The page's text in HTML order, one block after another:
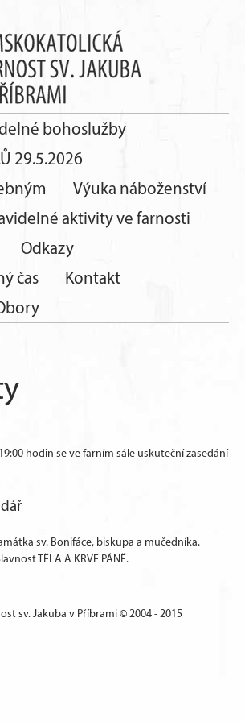
bohoslužby
29.5.2026
Výuka náboženství
aktivity ve farnosti
Odkazy
čas
Kontakt
hodin se ve farním sále uskuteční zasedání
sv. Bonifáce, biskupa a mučedníka.
TĚLA A KRVE PÁNĚ.
sv. Jakuba v Příbrami © 2004 - 2015